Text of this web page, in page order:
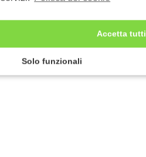
Accetta tutti
Solo funzionali